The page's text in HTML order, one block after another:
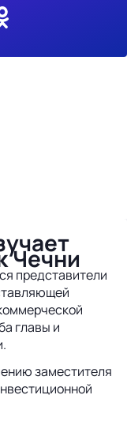
Чечни
представители
главы и
заместителя